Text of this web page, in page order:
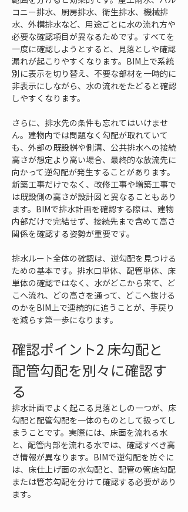
コニー排水、厨房排水、衛生排水、機械排
水、外構排水など、用途ごとに水の流れ方や
必要な確認項目が異なるためです。すべてを
一度に確認しようとすると、見落としや確認
漏れが起こりやすくなります。BIM上で系統
別に表示を切り替え、不要な部材を一時的に
非表示にしながら、水の流れをたどると確認
しやすくなります。
さらに、排水先の条件も忘れてはいけませ
ん。建物内では問題なく勾配が取れていて
も、外部の既設桝や側溝、公共排水への接続
高さが想定より高い場合、最終的な放流先に
向かって逆勾配が発生することがあります。
新築工事だけでなく、改修工事や増築工事で
は既設側の高さが設計図と異なることもあり
ます。BIMで排水計画を確認する際は、建物
内部だけで完結せず、接続先まで含めて高さ
関係を確認する姿勢が重要です。
排水ルート全体の確認は、逆勾配を見つける
ための基本です。排水口単体、配管単体、床
単体の確認ではなく、水がどこから来て、ど
こへ流れ、どの高さを通って、どこへ抜ける
のかをBIM上で連続的に追うことが、手戻り
を減らす第一歩になります。
確認ポイント2 床勾配と
配管勾配を別々に確認す
る
排水計画でよく起こる見落としの一つが、床
勾配と配管勾配を一体のものとして扱ってし
まうことです。実際には、床面を流れる水
と、配管内部を流れる水では、確認すべき高
さ情報が異なります。BIMで逆勾配を防ぐに
は、床仕上げ面の水勾配と、配管の管底勾配
または管芯勾配を分けて確認する必要があり
ます。